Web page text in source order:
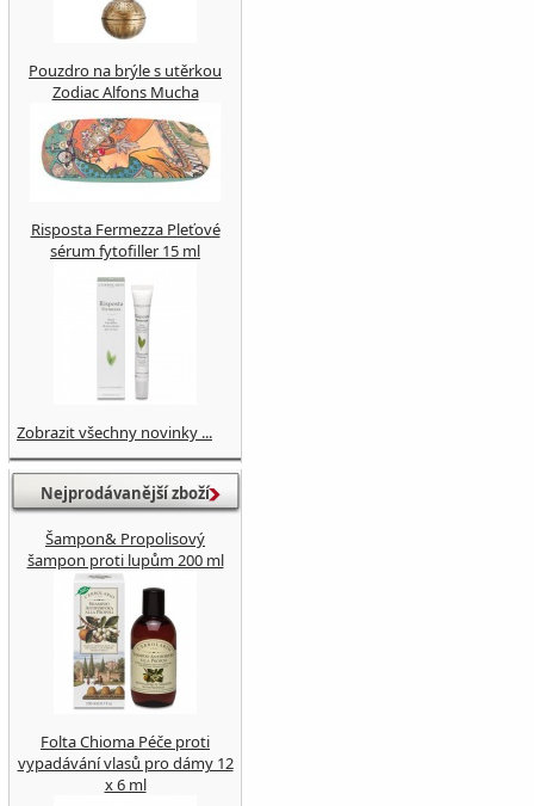
Pouzdro na brýle s utěrkou
Zodiac Alfons Mucha
Risposta Fermezza Pleťové
sérum fytofiller 15 ml
Zobrazit všechny novinky ...
Nejprodávanější zboží
Šampon& Propolisový
šampon proti lupům 200 ml
Folta Chioma Péče proti
vypadávání vlasů pro dámy 12
x 6 ml